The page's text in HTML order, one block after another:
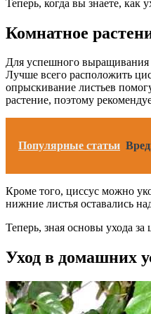
Теперь, когда вы знаете, как
Комнатное
Для успешного выращивания
Лучше всего расположить
опрыскивание листьев
растение, поэтому
Популярные статьи
Кроме того, циссус можно
нижние листья оставались
Теперь, зная основы ухода
Уход в домашних